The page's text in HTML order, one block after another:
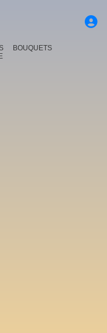
BOUQUETS